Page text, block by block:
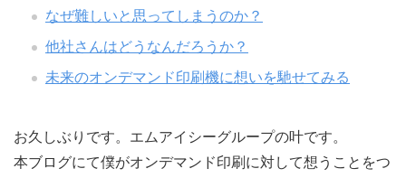
なぜ難しいと思ってしまうのか？
他社さんはどうなんだろうか？
未来のオンデマンド印刷機に想いを馳せてみる
お久しぶりです。エムアイシーグループの叶です。
本ブログにて僕がオンデマンド印刷に対して想うことをつ